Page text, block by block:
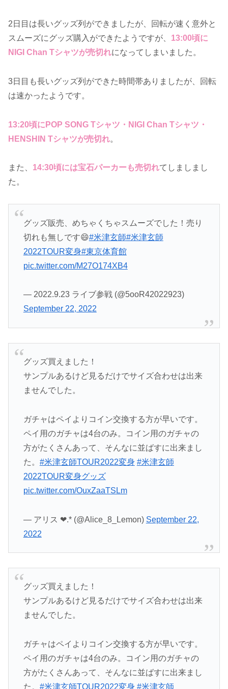
2日目は長いグッズ列ができましたが、回転が速く意外と
スムーズにグッズ購入ができたようですが、 13:00頃に
NIGI Chan Tシャツが売切れになってしまいました。
3日目も長いグッズ列ができた時間帯ありましたが、回転
は速かったようです。
13:20頃にPOP SONG Tシャツ・NIGI Chan Tシャツ・
HENSHIN Tシャツが売切れ。
また、 14:30頃には宝石パーカーも売切れてしましまし
た。
グッズ販売、めちゃくちゃスムーズでした！売り
切れも無しです😄#米津玄師#米津玄師
2022TOUR変身#東京体育館
pic.twitter.com/M27O174XB4
— 2022.9.23 ライブ参戦 (@5ooR42022923)
September 22, 2022
グッズ買えました！
サンプルあるけど見るだけでサイズ合わせは出来
ませんでした。
ガチャはペイよりコイン交換する方が早いです。
ペイ用のガチャは4台のみ。コイン用のガチャの
方がたくさんあって、そんなに並ばすに出来まし
た。 #米津玄師TOUR2022変身 #米津玄師
2022TOUR変身グッズ
pic.twitter.com/OuxZaaTSLm
— アリス ❤︎.* (@Alice_8_Lemon) September 22,
2022
グッズ買えました！
サンプルあるけど見るだけでサイズ合わせは出来
ませんでした。
ガチャはペイよりコイン交換する方が早いです。
ペイ用のガチャは4台のみ。コイン用のガチャの
方がたくさんあって、そんなに並ばすに出来まし
た。 #米津玄師TOUR2022変身 #米津玄師